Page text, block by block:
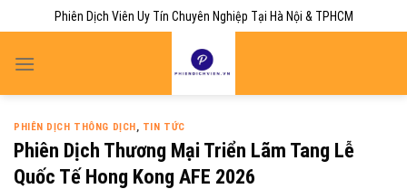
to
content
Phiên Dịch Viên Uy Tín Chuyên Nghiệp Tại Hà Nội & TPHCM
PHIÊN DỊCH THÔNG DỊCH, TIN TỨC
Phiên Dịch Thương Mại Triển Lãm Tang Lễ
Quốc Tế Hong Kong AFE 2026